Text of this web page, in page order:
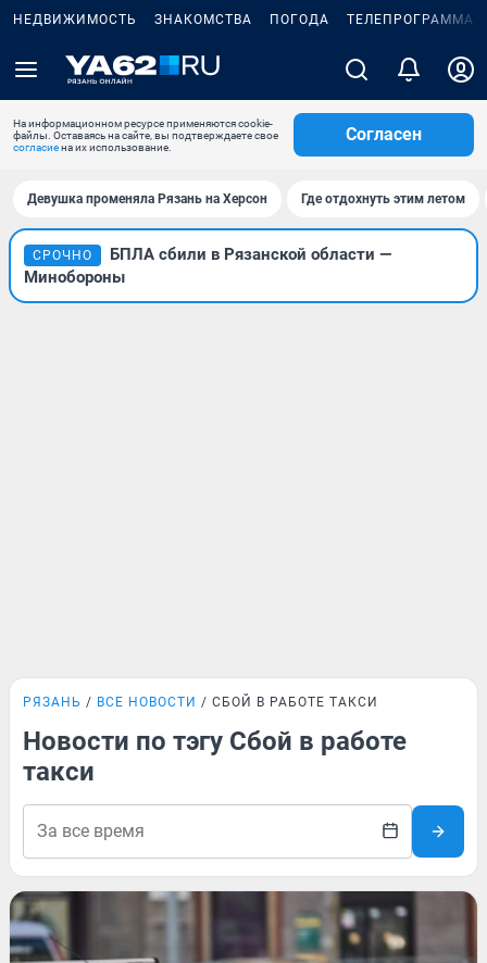
НЕДВИЖИМОСТЬ ЗНАКОМСТВА ПОГОДА ТЕЛЕПРОГРАММА
На информационном ресурсе применяются cookie-
файлы. Оставаясь на сайте, вы подтверждаете свое
согласиена их использование.
Согласен
Девушка променяла Рязань на Херсон Где отдохнуть этим летом
СРОЧНО
БПЛА сбили в Рязанской области —
Минобороны
РЯЗАНЬ ВСЕ НОВОСТИ СБОЙ В РАБОТЕ ТАКСИ
Новости по тэгу Сбой в работе
такси